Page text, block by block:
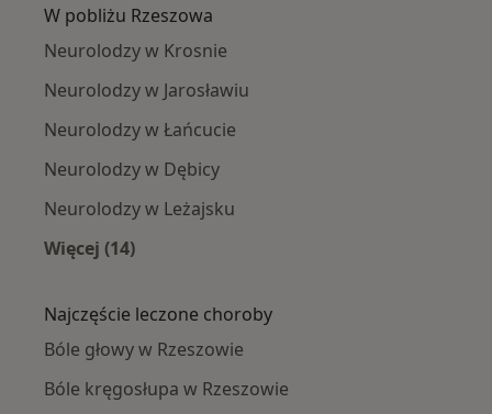
W pobliżu Rzeszowa
Neurolodzy w Krosnie
Neurolodzy w Jarosławiu
Neurolodzy w Łańcucie
Neurolodzy w Dębicy
Neurolodzy w Leżajsku
Więcej (14)
Najczęście leczone choroby
Bóle głowy w Rzeszowie
Bóle kręgosłupa w Rzeszowie